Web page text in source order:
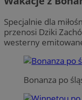
Specjalnie dla
przenosi Dziki
westerny
Bonanza po